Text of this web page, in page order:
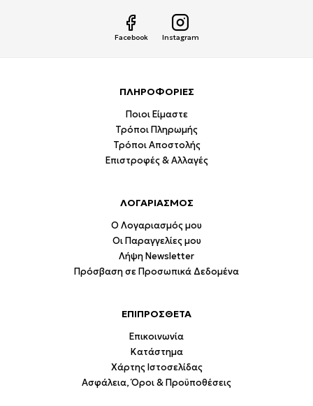
Facebook Instagram
ΠΛΗΡΟΦΟΡΙΕΣ
Ποιοι Είμαστε
Τρόποι Πληρωμής
Τρόποι Αποστολής
Επιστροφές & Αλλαγές
ΛΟΓΑΡΙΑΣΜΟΣ
Ο Λογαριασμός μου
Οι Παραγγελίες μου
Λήψη Newsletter
Πρόσβαση σε Προσωπικά Δεδομένα
ΕΠΙΠΡΟΣΘΕΤΑ
Επικοινωνία
Κατάστημα
Χάρτης Ιστοσελίδας
Ασφάλεια, Όροι & Προϋποθέσεις